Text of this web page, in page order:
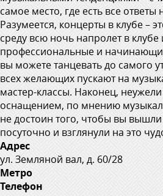
самое место, где есть все ответы
Разумеется, концерты в клубе –
среду всю ночь напролет в клубе
профессиональные и
вы можете танцевать до самого
всех желающих пускают на
мастер-классы. Наконец,
оснащением, по мнению
не достоин того, чтобы вы
посуточно и взглянули на это
Адрес
ул. Земляной вал, д. 60/28
Метро
Телефон